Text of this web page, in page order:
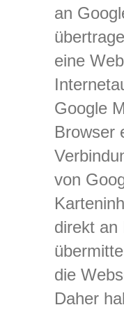
an
eine
Google
Browser
von
direkt an
die
Daher